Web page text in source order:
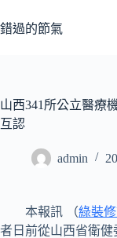
至
容
錯過的節氣
山西341所公立醫療
互認
admin
本報訊 （綠裝
者日前從山西省衛健